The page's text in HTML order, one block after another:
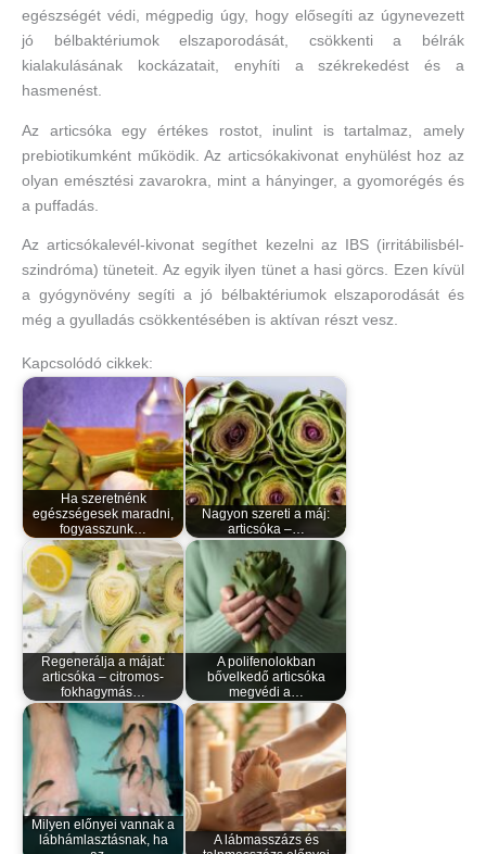
egészségét védi, mégpedig úgy, hogy elősegíti az úgynevezett
jó bélbaktériumok elszaporodását, csökkenti a bélrák
kialakulásának kockázatait, enyhíti a székrekedést és a
hasmenést.
Az articsóka egy értékes rostot, inulint is tartalmaz, amely
prebiotikumként működik. Az articsókakivonat enyhülést hoz az
olyan emésztési zavarokra, mint a hányinger, a gyomorégés és
a puffadás.
Az articsókalevél-kivonat segíthet kezelni az IBS (irritábilisbél-
szindróma) tüneteit. Az egyik ilyen tünet a hasi görcs. Ezen kívül
a gyógynövény segíti a jó bélbaktériumok elszaporodását és
még a gyulladás csökkentésében is aktívan részt vesz.
Kapcsolódó cikkek:
Ha szeretnénk
egészségesek maradni,
fogyasszunk…
Nagyon szereti a máj:
articsóka –…
Regenerálja a májat:
articsóka – citromos-
fokhagymás…
A polifenolokban
bővelkedő articsóka
megvédi a…
Milyen előnyei vannak a
lábhámlasztásnak, ha
A lábmasszázs és